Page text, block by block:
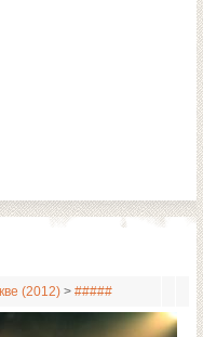
(2012) > #####